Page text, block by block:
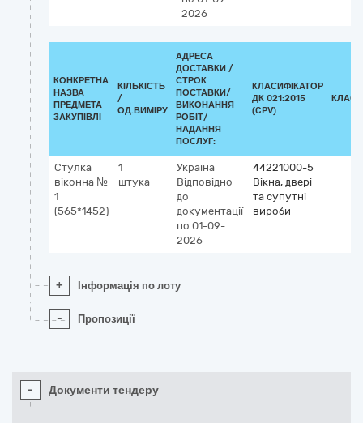
2026
КОНКРЕТНА
НАЗВА
ПРЕДМЕТА
ЗАКУПІВЛІ
КІЛЬКІСТЬ
/
ОД.ВИМІРУ
АДРЕСА
ДОСТАВКИ /
СТРОК
ПОСТАВКИ/
ВИКОНАННЯ
РОБІТ/
НАДАННЯ
ПОСЛУГ:
КЛАСИФІКАТОР
ДК 021:2015
(CPV)
Стулка
віконна №
1
(565*1452)
1
штука
Україна
Відповідно
до
документації
по 01-09-
2026
44221000-5
Вікна, двері
та супутні
вироби
+ Інформація по лоту
- Пропозиції
- Документи тендеру